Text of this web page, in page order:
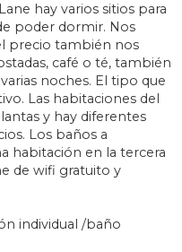
hay varios sitios para
poder dormir. Nos
precio también nos
café o té, también
noches. El tipo que
Las habitaciones del
y hay diferentes
Los baños a
habitación en la tercera
de wifi gratuito y
individual /baño